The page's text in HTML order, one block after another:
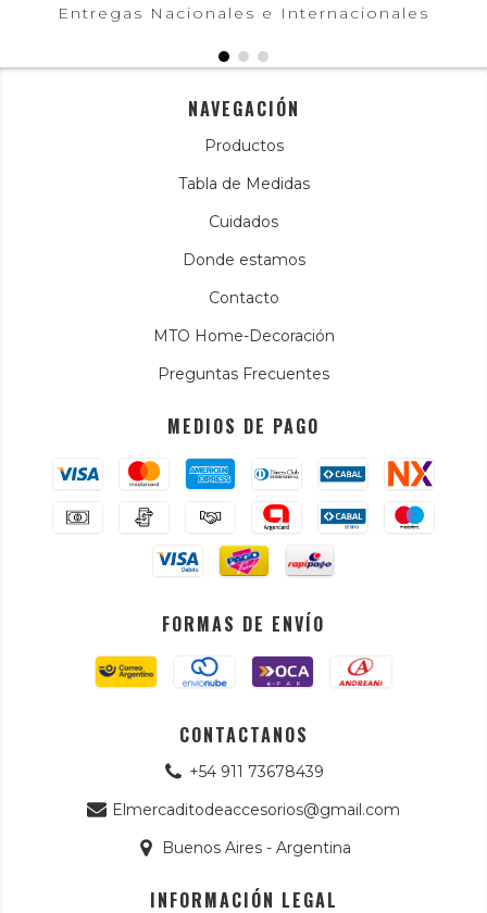
Entregas Nacionales e Internacionales
NAVEGACIÓN
Productos
Tabla de Medidas
Cuidados
Donde estamos
Contacto
MTO Home-Decoración
Preguntas Frecuentes
MEDIOS DE PAGO
FORMAS DE ENVÍO
CONTACTANOS
+54 911 73678439
Elmercaditodeaccesorios@gmail.com
Buenos Aires - Argentina
INFORMACIÓN LEGAL